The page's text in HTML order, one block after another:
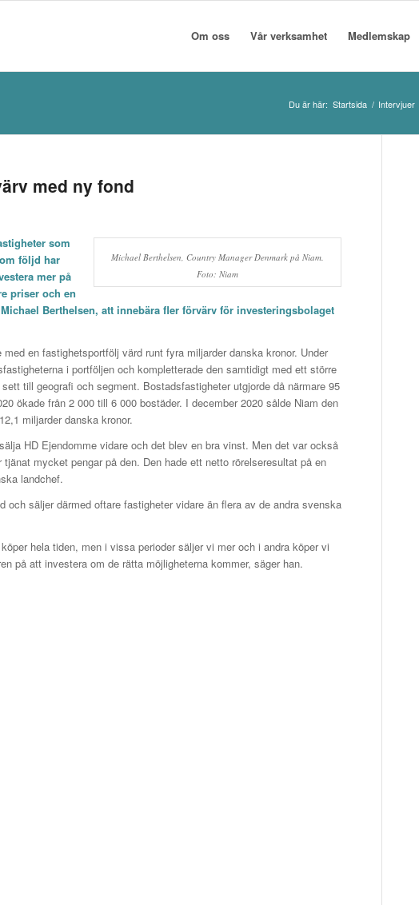
Om oss Vår verksamhet Medlemskap
Du är här: Startsida / Intervjuer
med ny fond
Michael Berthelsen, Country Manager Denmark på Niam.
Foto: Niam
som
följd har
mer på
priser och en
Berthelsen, att innebära fler förvärv för investeringsbolaget
en fastighetsportfölj värd runt fyra miljarder danska kronor. Under
i portföljen och kompletterade den samtidigt med ett större
till geografi och segment. Bostadsfastigheter utgjorde då närmare 95
ökade från 2 000 till 6 000 bostäder. I december 2020 sålde Niam den
miljarder danska kronor.
HD Ejendomme vidare och det blev en bra vinst. Men det var också
mycket pengar på den. Den hade ett netto rörelseresultat på en
landchef.
säljer därmed oftare fastigheter vidare än flera av de andra svenska
hela tiden, men i vissa perioder säljer vi mer och i andra köper vi
på att investera om de rätta möjligheterna kommer, säger han.